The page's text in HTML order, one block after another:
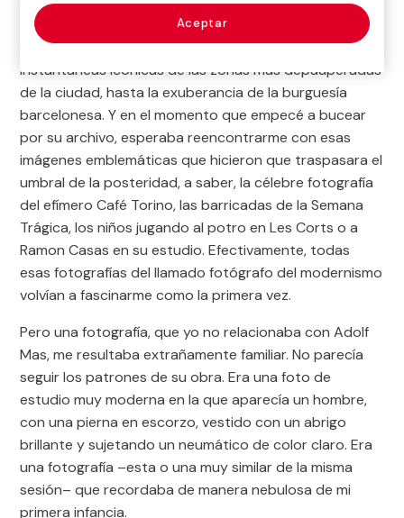
del siglo xx
. Con su talento para captar el trasfondo
humano y su toque narrativo, nos legó desde
instantáneas icónicas de las zonas más depauperadas
de la ciudad, hasta la exuberancia de la burguesía
barcelonesa. Y en el momento que empecé a bucear
por su archivo, esperaba reencontrarme con esas
imágenes emblemáticas que hicieron que traspasara el
umbral de la posteridad, a saber, la célebre fotografía
del efímero Café Torino, las barricadas de la Semana
Trágica, los niños jugando al potro en Les Corts o a
Ramon Casas en su estudio. Efectivamente, todas
esas fotografías del llamado fotógrafo del modernismo
volvían a fascinarme como la primera vez.
Pero una fotografía, que yo no relacionaba con Adolf
Mas, me resultaba extrañamente familiar. No parecía
seguir los patrones de su obra. Era una foto de
estudio muy moderna en la que aparecía un hombre,
con una pierna en escorzo, vestido con un abrigo
brillante y sujetando un neumático de color claro. Era
una fotografía –esta o una muy similar de la misma
sesión– que recordaba de manera nebulosa de mi
primera infancia.
Aceptar